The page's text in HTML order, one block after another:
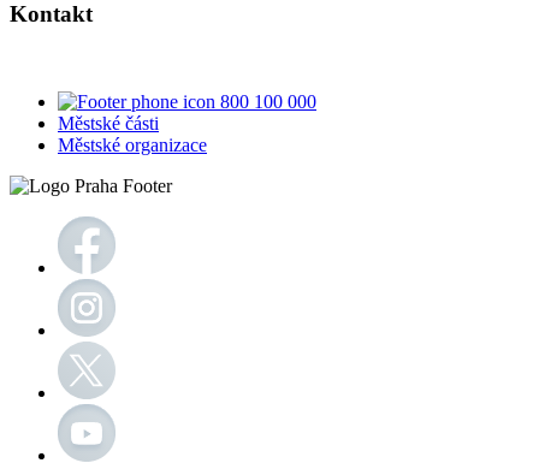
Kontakt
800 100 000
Městské části
Městské organizace